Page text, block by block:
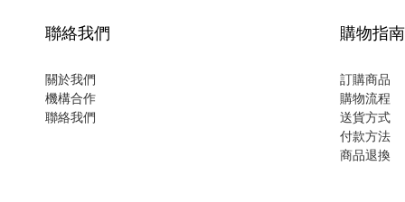
聯絡我們
關於我們
機構合作
聯絡我們
購物指南
訂購商品
購物流程
送貨方式
付款方法
商品退換